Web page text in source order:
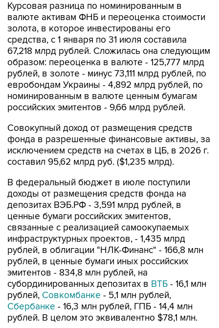
Курсовая разница по номинированным в
валюте активам ФНБ и переоценка стоимости
золота, в которое инвестированы его
средства, с 1 января по 31 июля составила
67,218 млрд рублей. Сложилась она следующим
образом: переоценка в валюте - 125,777 млрд
рублей, в золоте - минус 73,111 млрд рублей, по
евробондам Украины - 4,892 млрд рублей, по
номинированным в валюте ценным бумагам
российских эмитентов - 9,66 млрд рублей.
Совокупный доход от размещения средств
фонда в разрешенные финансовые активы, за
исключением средств на счетах в ЦБ, в 2026 г.
составил 95,62 млрд руб. ($1,235 млрд).
В федеральный бюджет в июле поступили
доходы от размещения средств фонда на
депозитах ВЭБ.РФ - 3,591 млрд рублей, в
ценные бумаги российских эмитентов,
связанные с реализацией самоокупаемых
инфраструктурных проектов, - 1,435 млрд
рублей, в облигации "НЛК-Финанс" - 166,8 млн
рублей, в ценные бумаги иных российских
эмитентов - 834,8 млн рублей, на
субординированных депозитах в ВТБ - 16,1 млн
рублей, Совкомбанке - 5,1 млн рублей,
Сбербанке - 16,3 млн рублей, ГПБ - 14,4 млн
рублей. В целом это эквивалентно $78,1 млн.